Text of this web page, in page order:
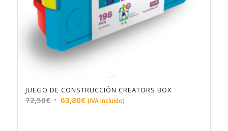
4.88
JUEGO DE CONSTRUCCIÓN CREATORS BOX
72,50€ El 63,80€El(IVA Incluido)